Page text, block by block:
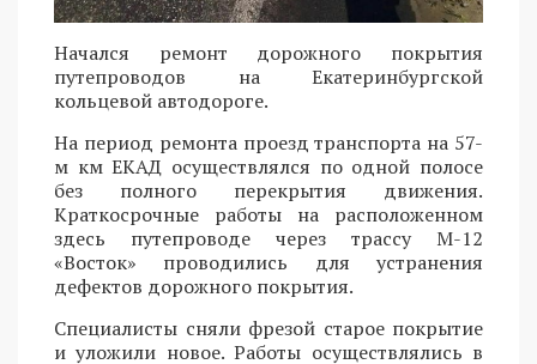
Начался ремонт дорожного покрытия
путепроводов на Екатеринбургской
кольцевой автодороге.
На период ремонта проезд транспорта на 57-
м км ЕКАД осуществлялся по одной полосе
без полного перекрытия движения.
Краткосрочные работы на расположенном
здесь путепроводе через трассу М-12
«Восток» проводились для устранения
дефектов дорожного покрытия.
Специалисты сняли фрезой старое покрытие
и уложили новое. Работы осуществлялись в